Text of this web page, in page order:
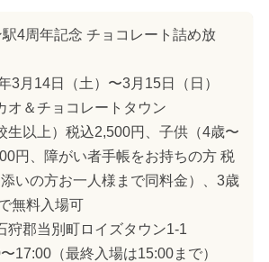
4周年記念 チョコレート詰め放
3月14日（土）〜3月15日（日）
オ＆チョコレートタウン
生以上）税込2,500円、子供（4歳〜
円、障がい者手帳をお持ちの方 税
いの方お一人様まで同料金）、3歳
無料入場可
狩郡当別町ロイズタウン1-1
17:00（最終入場は15:00まで）